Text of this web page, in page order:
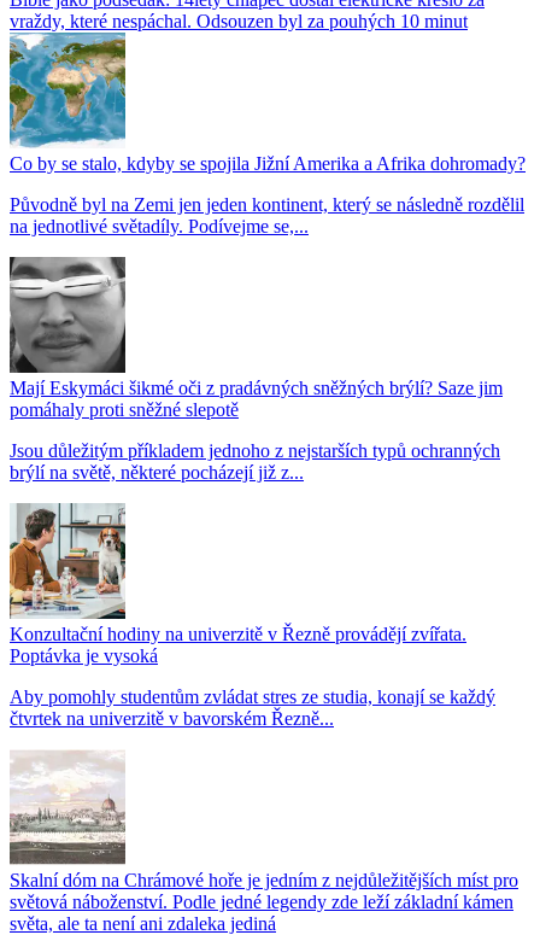
vraždy, které nespáchal. Odsouzen byl za pouhých 10 minut
Co by se stalo, kdyby se spojila Jižní Amerika a Afrika dohromady?
Původně byl na Zemi jen jeden kontinent, který se následně rozdělil
na jednotlivé světadíly. Podívejme se,...
Mají Eskymáci šikmé oči z pradávných sněžných brýlí? Saze jim
pomáhaly proti sněžné slepotě
Jsou důležitým příkladem jednoho z nejstarších typů ochranných
brýlí na světě, některé pocházejí již z...
Konzultační hodiny na univerzitě v Řezně provádějí zvířata.
Poptávka je vysoká
Aby pomohly studentům zvládat stres ze studia, konají se každý
čtvrtek na univerzitě v bavorském Řezně...
Skalní dóm na Chrámové hoře je jedním z nejdůležitějších míst pro
světová náboženství. Podle jedné legendy zde leží základní kámen
světa, ale ta není ani zdaleka jediná